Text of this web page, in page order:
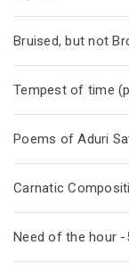
Bruised, but not
Tempest of time
Poems of Aduri
Carnatic
Need of the hour